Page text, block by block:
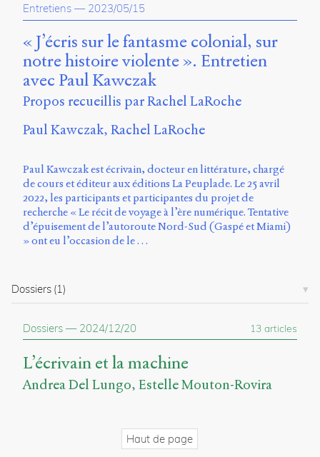
conçu
par
Julie
Blanc,
Maxime
Bouton,
Jérémy
De
Barros,
Émile
Timothée
Guicherd,
Servanne
Monjour,
Nicolas
Sauret
Rosati,
2018
2020.
Entretiens — 2023/05/15
« J’écris sur le fantasme colonial, sur
notre histoire violente ». Entretien
avec Paul Kawczak
Propos recueillis par Rachel LaRoche
Paul Kawczak Rachel LaRoche
Paul Kawczak est écrivain, docteur en littérature, chargé
de cours et éditeur aux éditions La Peuplade. Le 25 avril
2022, les participants et participantes du projet de
recherche « Le récit de voyage à l’ère numérique. Tentative
d’épuisement de l’autoroute Nord-Sud (Gaspé et Miami)
» ont eu l’occasion de le …
Dossiers (1)
Dossiers — 2024/12/20 13 articles
L’écrivain et la machine
Andrea Del Lungo Estelle Mouton-Rovira
Haut de page